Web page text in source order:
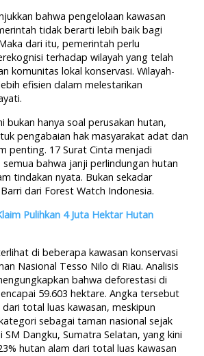
bahwa pengelolaan kawasan
tidak berarti lebih baik bagi
dari itu, pemerintah perlu
terhadap wilayah yang telah
komunitas lokal konservasi. Wilayah-
efisien dalam melestarikan
bukan hanya soal perusakan hutan,
pengabaian hak masyarakat adat dan
penting. 17 Surat Cinta menjadi
bahwa janji perlindungan hutan
tindakan nyata. Bukan sekadar
dari Forest Watch Indonesia.
Pulihkan 4 Juta Hektar Hutan
di beberapa kawasan konservasi
Nasional Tesso Nilo di Riau. Analisis
bahwa deforestasi di
59.603 hektare. Angka tersebut
total luas kawasan, meskipun
sebagai taman nasional sejak
Dangku, Sumatra Selatan, yang kini
hutan alam dari total luas kawasan